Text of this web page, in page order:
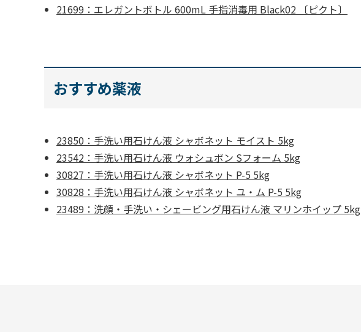
21699：エレガントボトル 600mL 手指消毒用 Black02 〔ピクト〕
おすすめ薬液
23850：手洗い用石けん液 シャボネット モイスト 5kg
23542：手洗い用石けん液 ウォシュボン Sフォーム 5kg
30827：手洗い用石けん液 シャボネット P-5 5kg
30828：手洗い用石けん液 シャボネット ユ・ム P-5 5kg
23489：洗顔・手洗い・シェービング用石けん液 マリンホイップ 5kg